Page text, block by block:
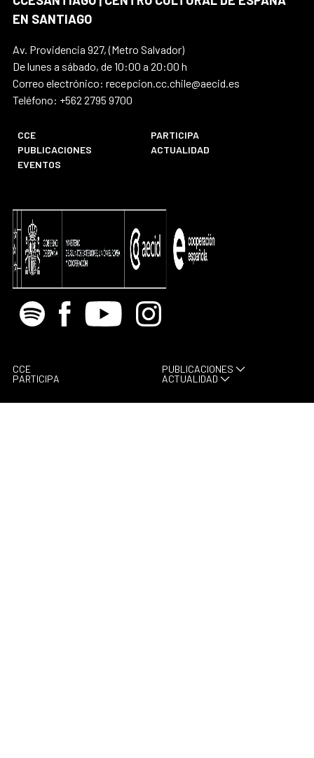
EN SANTIAGO
Av. Providencia 927, (Metro Salvador)
De lunes a sábado, de 10:00 a 20:00 h
Correo electrónico: recepcion.cc.chile@aecid.es
Teléfono: +562 2795 9700
CCE
PARTICIPA
PUBLICACIONES
ACTUALIDAD
EVENTOS
Spotify Facebook
Youtube Instagram
CCE
PARTICIPA
PUBLICACIONES
ACTUALIDAD